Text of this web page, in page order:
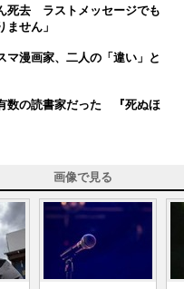
死去 ラストメッセージでも
せん」
漫画家、二人の「違い」と
数の読書家だった 『死ぬほ
画像で見る